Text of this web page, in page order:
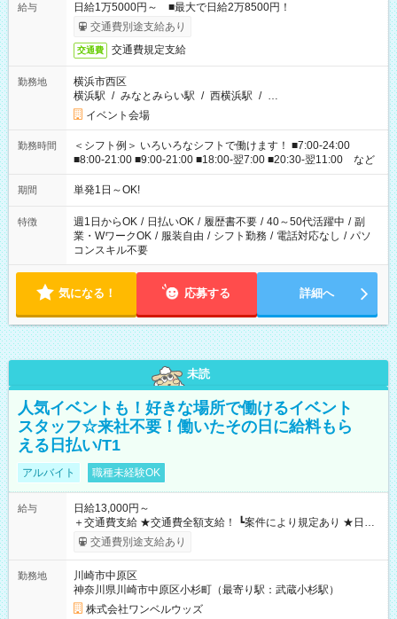
給与
日給1万5000円～ ■最大で日給2万8500円！
交通費別途支給あり
交通費 交通費規定支給
勤務地
横浜市西区
横浜駅 / みなとみらい駅 / 西横浜駅 / …
イベント会場
勤務時間
＜シフト例＞ いろいろなシフトで働けます！ ■7:00-24:00
■8:00-21:00 ■9:00-21:00 ■18:00-翌7:00 ■20:30-翌11:00 など
期間 単発1日～OK!
特徴 週1日からOK / 日払いOK / 履歴書不要 / 40～50代活躍中 / 副
業・WワークOK / 服装自由 / シフト勤務 / 電話対応なし / パソ
コンスキル不要
気になる！ 応募する 詳細へ
未読
人気イベントも！好きな場所で働けるイベント
スタッフ☆来社不要！働いたその日に給料もら
える日払い/T1
アルバイト 職種未経験OK
給与
日給13,000円～
＋交通費支給 ★交通費全額支給！ ┗案件により規定あり ★日払
いOK！（規定あり） ┗働いたその日に現金GET♪ お仕事後はコ
ンビニATMから 日払い分を引き落とせます！ 【試用期間】試
交通費別途支給あり
勤務地
川崎市中原区
神奈川県川崎市中原区小杉町（最寄り駅：武蔵小杉駅）
株式会社ワンベルウッズ